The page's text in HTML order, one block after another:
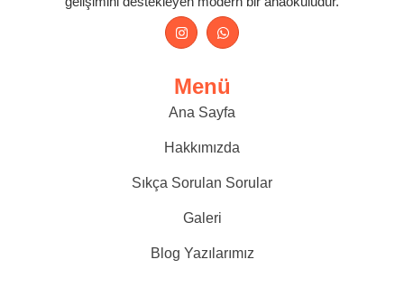
Menü
Ana Sayfa
Hakkımızda
Sıkça Sorulan Sorular
Galeri
Blog Yazılarımız